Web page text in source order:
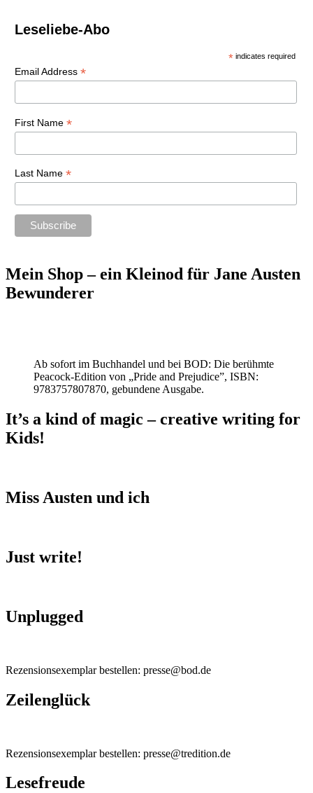
Leseliebe-Abo
* indicates required
Email Address *
First Name *
Last Name *
Mein Shop – ein Kleinod für Jane Austen
Bewunderer
Ab sofort im Buchhandel und bei BOD: Die berühmte
Peacock-Edition von „Pride and Prejudice”, ISBN:
9783757807870, gebundene Ausgabe.
It’s a kind of magic – creative writing for
Kids!
Miss Austen und ich
Just write!
Unplugged
Rezensionsexemplar bestellen: presse@bod.de
Zeilenglück
Rezensionsexemplar bestellen: presse@tredition.de
Lesefreude